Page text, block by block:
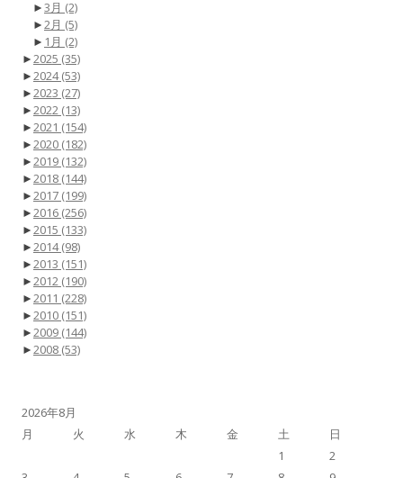
►3月 (2)
►2月 (5)
► 1月 (2)
►2025 (35)
►2024(53)
►2023 (27)
►2022 (13)
►2021 (154)
►2020 (182)
►2019 (132)
►2018 (144)
►2017 (199)
►2016 (256)
►2015 (133)
►2014(98)
►2013 (151)
►2012 (190)
►2011 (228)
►2010 (151)
►2009 (144)
►2008 (53)
2026年8月
月
火 水 木 金 土
日
1
2